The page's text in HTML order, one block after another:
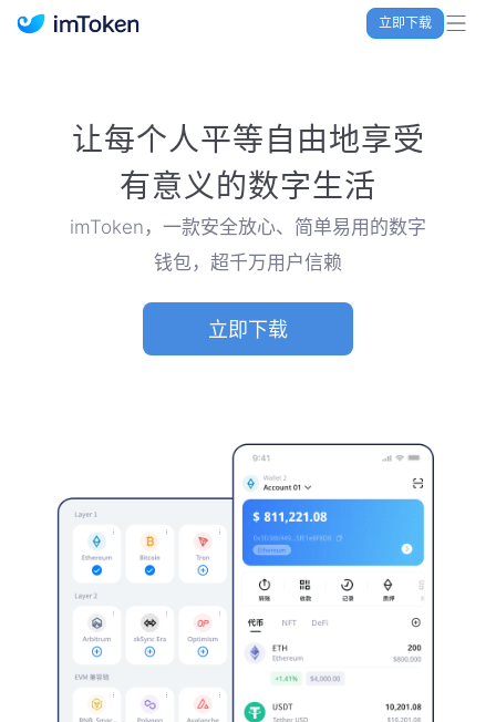
立即下载
imToken 官网｜联合TRX空投大礼包
让每个人平等自由地享受
有意义的数字生活
imToken，一款安全放心、简单易用的数字
钱包，超千万用户信赖
立即下载